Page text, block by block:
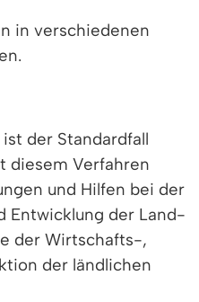
in verschiedenen
der Standardfall
diesem Verfahren
und Hilfen bei der
Entwicklung der Land-
der Wirtschafts-,
der ländlichen